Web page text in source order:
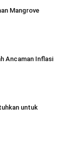
Mangrove
Ancaman Inflasi
untuk